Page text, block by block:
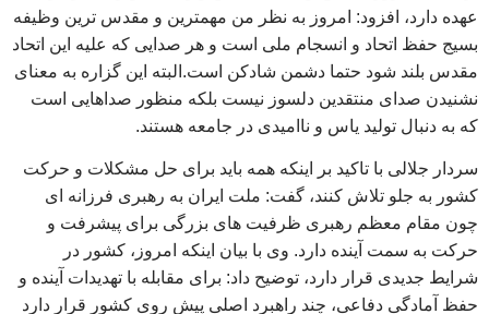
عهده دارد، افزود: امروز به نظر من مهمترین و مقدس ترین وظیفه
بسیج حفظ اتحاد و انسجام ملی است و هر صدایی که علیه این اتحاد
مقدس بلند شود حتما دشمن شادکن است.البته این گزاره به معنای
نشنیدن صدای منتقدین دلسوز نیست بلکه منظور صداهایی است
که به دنبال تولید یاس و ناامیدی در جامعه هستند.
سردار جلالی با تاکید بر اینکه همه باید برای حل مشکلات و حرکت
کشور به جلو تلاش کنند، گفت: ملت ایران به رهبری فرزانه ای
چون مقام معظم رهبری ظرفیت های بزرگی برای پیشرفت و
حرکت به سمت آینده دارد. وی با بیان اینکه امروز، کشور در
شرایط جدیدی قرار دارد، توضیح داد: برای مقابله با تهدیدات آینده و
حفظ آمادگی دفاعی، چند راهبرد اصلی پیش روی کشور قرار دارد